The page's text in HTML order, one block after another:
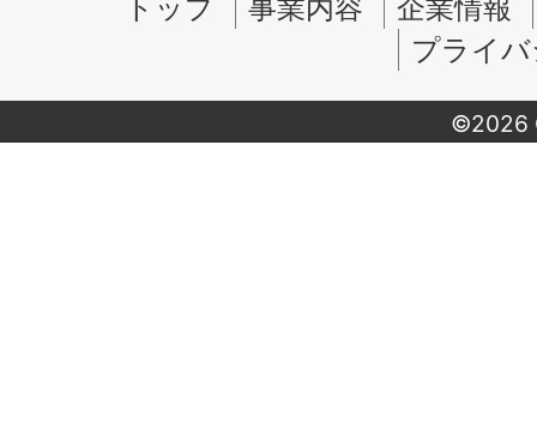
トップ 事業内容
企業情報
プライ
©2026